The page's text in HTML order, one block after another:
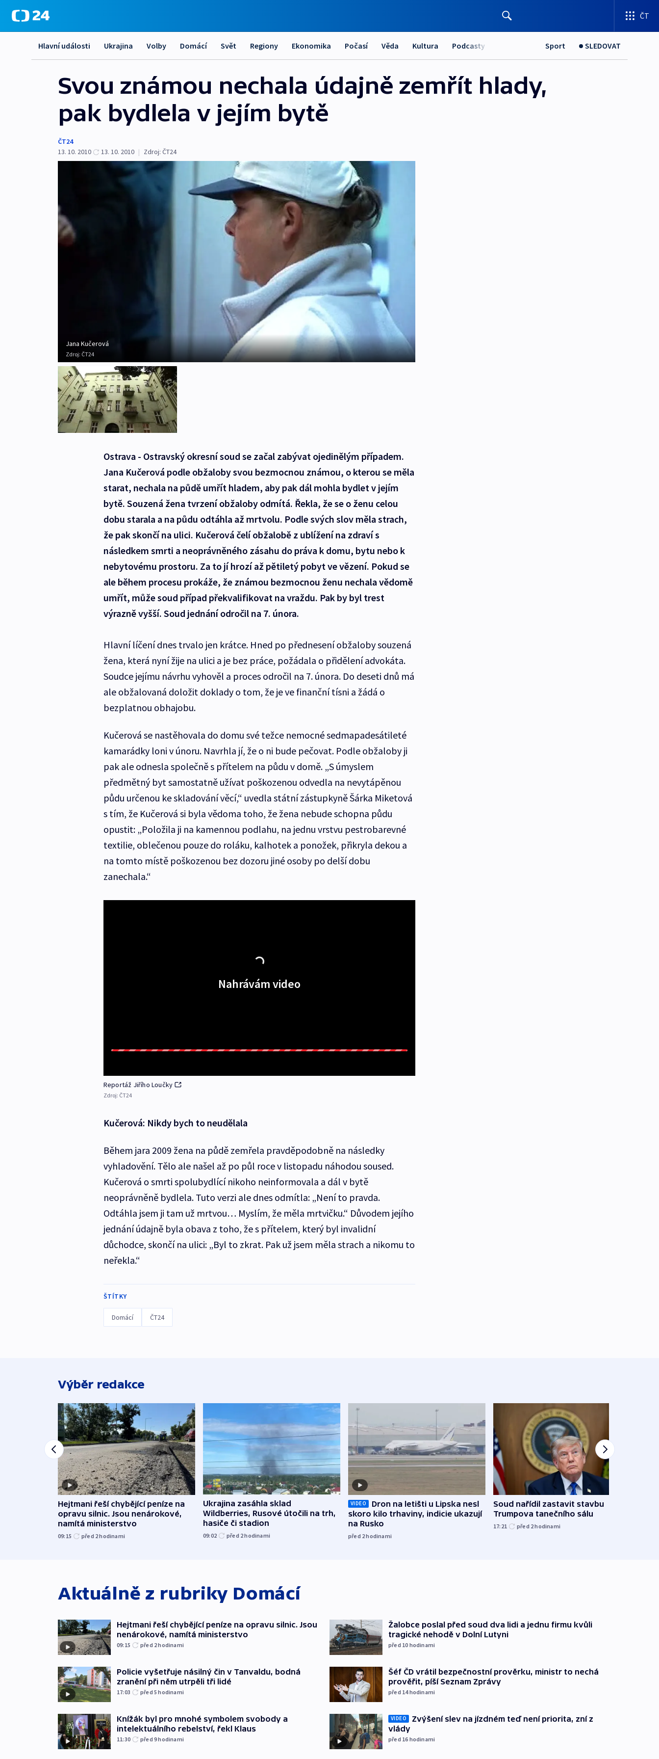
ČT
Hlavní události Ukrajina Volby Domácí Svět Regiony Ekonomika Počasí Věda Kultura Podcasty Sport SLEDOVAT
Svou známou nechala údajně zemřít hlady,
pak bydlela v jejím bytě
ČT24
13. 10. 2010
13. 10. 2010 | Zdroj: ČT24
Jana Kučerová
Zdroj: ČT24
Ostrava - Ostravský okresní soud se začal zabývat ojedinělým případem.
Jana Kučerová podle obžaloby svou bezmocnou známou, o kterou se měla
starat, nechala na půdě umřít hladem, aby pak dál mohla bydlet v jejím
bytě. Souzená žena tvrzení obžaloby odmítá. Řekla, že se o ženu celou
dobu starala a na půdu odtáhla až mrtvolu. Podle svých slov měla strach,
že pak skončí na ulici. Kučerová čelí obžalobě z ublížení na zdraví s
následkem smrti a neoprávněného zásahu do práva k domu, bytu nebo k
nebytovému prostoru. Za to jí hrozí až pětiletý pobyt ve vězení. Pokud se
ale během procesu prokáže, že známou bezmocnou ženu nechala vědomě
umřít, může soud případ překvalifikovat na vraždu. Pak by byl trest
výrazně vyšší. Soud jednání odročil na 7. února.
Hlavní líčení dnes trvalo jen krátce. Hned po přednesení obžaloby souzená
žena, která nyní žije na ulici a je bez práce, požádala o přidělení advokáta.
Soudce jejímu návrhu vyhověl a proces odročil na 7. února. Do deseti dnů má
ale obžalovaná doložit doklady o tom, že je ve finanční tísni a žádá o
bezplatnou obhajobu.
Kučerová se nastěhovala do domu své težce nemocné sedmapadesátileté
kamarádky loni v únoru. Navrhla jí, že o ni bude pečovat. Podle obžaloby ji
pak ale odnesla společně s přítelem na půdu v domě. „S úmyslem
předmětný byt samostatně užívat poškozenou odvedla na nevytápěnou
půdu určenou ke skladování věcí,“ uvedla státní zástupkyně Šárka Miketová
s tím, že Kučerová si byla vědoma toho, že žena nebude schopna půdu
opustit: „Položila ji na kamennou podlahu, na jednu vrstvu pestrobarevné
textilie, oblečenou pouze do roláku, kalhotek a ponožek, přikryla dekou a
na tomto místě poškozenou bez dozoru jiné osoby po delší dobu
zanechala.“
Nahrávám video
Reportáž Jiřího Loučky
Zdroj: ČT24
Kučerová: Nikdy bych to neudělala
Během jara 2009 žena na půdě zemřela pravděpodobně na následky
vyhladovění. Tělo ale našel až po půl roce v listopadu náhodou soused.
Kučerová o smrti spolubydlící nikoho neinformovala a dál v bytě
neoprávněně bydlela. Tuto verzi ale dnes odmítla: „Není to pravda.
Odtáhla jsem ji tam už mrtvou… Myslím, že měla mrtvičku.“ Důvodem jejího
jednání údajně byla obava z toho, že s přítelem, který byl invalidní
důchodce, skončí na ulici: „Byl to zkrat. Pak už jsem měla strach a nikomu to
neřekla.“
ŠTÍTKY
Domácí ČT24
Výběr redakce
Hejtmani řeší chybějící peníze na
opravu silnic. Jsou nenárokové,
namítá ministerstvo
09:15 před 2hodinami
Ukrajina zasáhla sklad
Wildberries, Rusové útočili na trh,
hasiče či stadion
09:02 před 2hodinami
VIDEO
Dron na letišti u Lipska nesl
skoro kilo trhaviny, indicie ukazují
na Rusko
před 2hodinami
Soud nařídil zastavit stavbu
Trumpova tanečního sálu
17:21 před 2hodinami
Aktuálně z rubriky Domácí
Hejtmani řeší chybějící peníze na opravu silnic. Jsou
nenárokové, namítá ministerstvo
09:15 před 2hodinami
Policie vyšetřuje násilný čin v Tanvaldu, bodná
zranění při něm utrpěli tři lidé
17:03 před 5hodinami
Knížák byl pro mnohé symbolem svobody a
intelektuálního rebelství, řekl Klaus
11:30 před 9hodinami
Žalobce poslal před soud dva lidi a jednu firmu kvůli
tragické nehodě v Dolní Lutyni
před 10 hodinami
Šéf ČD vrátil bezpečnostní prověrku, ministr to nechá
prověřit, píší Seznam Zprávy
před 14hodinami
VIDEO
Zvýšení slev na jízdném teď není priorita, zní z
vlády
před 16 hodinami